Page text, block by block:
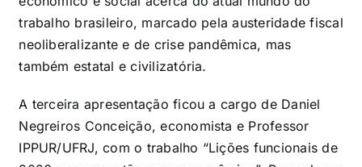
trabalho brasileiro, marcado pela austeridade fiscal
neoliberalizante e de crise pandêmica, mas
também estatal e civilizatória.
A terceira apresentação ficou a cargo de Daniel
Negreiros Conceição, economista e Professor
IPPUR/UFRJ, com o trabalho “Lições funcionais de